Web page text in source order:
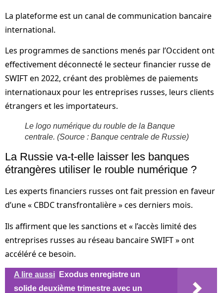
La plateforme est un canal de communication bancaire
international.
Les programmes de sanctions menés par l’Occident ont
effectivement déconnecté le secteur financier russe de
SWIFT en 2022, créant des problèmes de paiements
internationaux pour les entreprises russes, leurs clients
étrangers et les importateurs.
Le logo numérique du rouble de la Banque
centrale. (Source : Banque centrale de Russie)
La Russie va-t-elle laisser les banques
étrangères utiliser le rouble numérique ?
Les experts financiers russes ont fait pression en faveur
d’une « CBDC transfrontalière » ces derniers mois.
Ils affirment que les sanctions et « l’accès limité des
entreprises russes au réseau bancaire SWIFT » ont
accéléré ce besoin.
A lire aussi
Exodus enregistre un
solide deuxième trimestre avec un